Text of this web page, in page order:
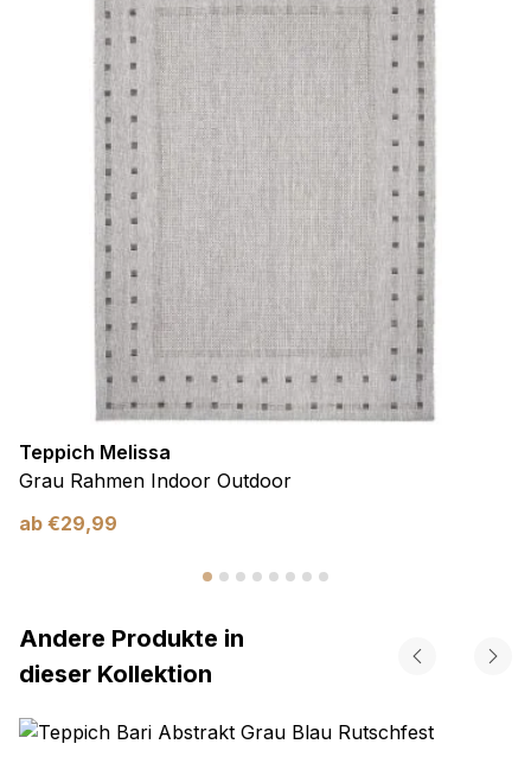
Teppich Melissa
Grau Rahmen Indoor Outdoor
ab €29,99
Andere Produkte in
dieser Kollektion